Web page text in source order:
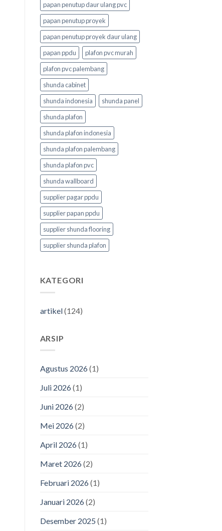
papan penutup daur ulang pvc
papan penutup proyek
papan penutup proyek daur ulang
papan ppdu
plafon pvc murah
plafon pvc palembang
shunda cabinet
shunda indonesia
shunda panel
shunda plafon
shunda plafon indonesia
shunda plafon palembang
shunda plafon pvc
shunda wallboard
supplier pagar ppdu
supplier papan ppdu
supplier shunda flooring
supplier shunda plafon
KATEGORI
artikel(124)
ARSIP
Agustus 2026(1)
Juli 2026(1)
Juni 2026(2)
Mei 2026(2)
April 2026(1)
Maret 2026(2)
Februari 2026(1)
Januari 2026(2)
Desember 2025 (1)